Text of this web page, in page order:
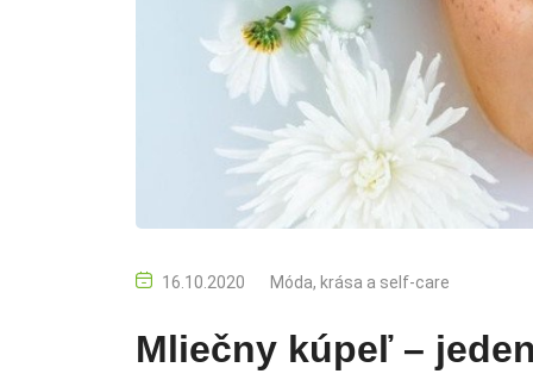
16.10.2020 Móda, krása a self-care
Mliečny kúpeľ –